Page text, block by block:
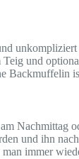
Teig und
Backmuffelin
Nachmittag
und ihn
immer